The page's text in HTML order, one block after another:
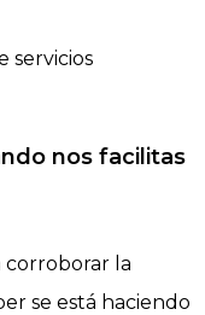
servicios
nos facilitas
la
se está haciendo